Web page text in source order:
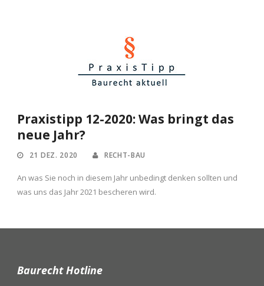
Praxistipp 12-2020: Was bringt das
neue Jahr?
21 DEZ. 2020 RECHT-BAU
An was Sie noch in diesem Jahr unbedingt denken sollten und
was uns das Jahr 2021 bescheren wird.
Baurecht Hotline